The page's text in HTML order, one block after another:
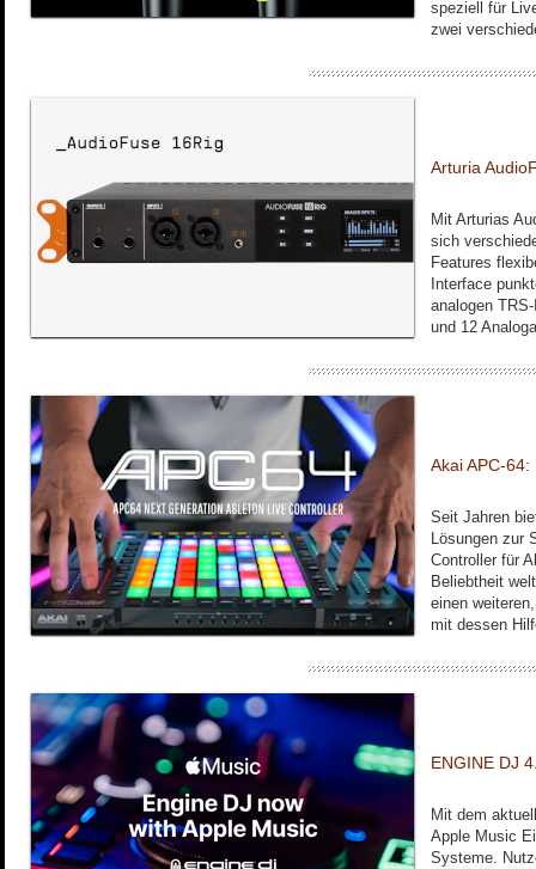
speziell für
zwei
Arturia
Mit Arturias
sich
Features
Interface
analogen
und 12
Akai APC-
Seit Jahren
Lösungen zur
Controller für
Beliebtheit
einen
mit dessen
ENGINE DJ
Mit dem
Apple Music
Systeme.